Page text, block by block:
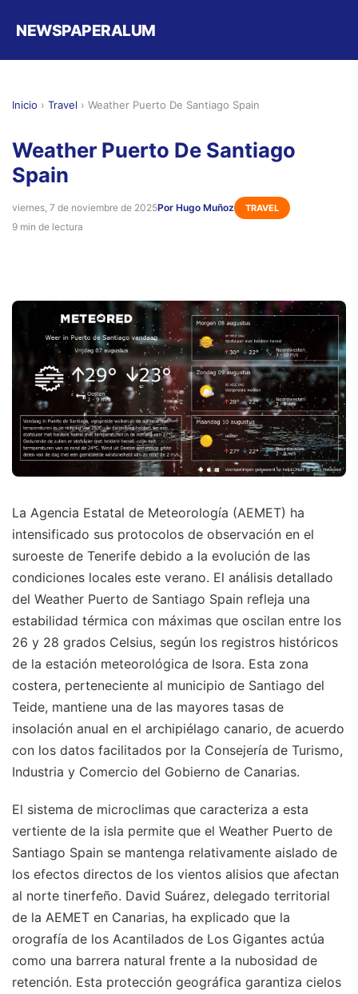
NEWSPAPERALUM
Inicio › Travel › Weather Puerto De Santiago Spain
Weather Puerto De Santiago
Spain
viernes, 7 de noviembre de 2025Por Hugo Muñoz TRAVEL
9 min de lectura
La Agencia Estatal de Meteorología (AEMET) ha
intensificado sus protocolos de observación en el
suroeste de Tenerife debido a la evolución de las
condiciones locales este verano. El análisis detallado
del Weather Puerto de Santiago Spain refleja una
estabilidad térmica con máximas que oscilan entre los
26 y 28 grados Celsius, según los registros históricos
de la estación meteorológica de Isora. Esta zona
costera, perteneciente al municipio de Santiago del
Teide, mantiene una de las mayores tasas de
insolación anual en el archipiélago canario, de acuerdo
con los datos facilitados por la Consejería de Turismo,
Industria y Comercio del Gobierno de Canarias.
El sistema de microclimas que caracteriza a esta
vertiente de la isla permite que el Weather Puerto de
Santiago Spain se mantenga relativamente aislado de
los efectos directos de los vientos alisios que afectan
al norte tinerfeño. David Suárez, delegado territorial
de la AEMET en Canarias, ha explicado que la
orografía de los Acantilados de Los Gigantes actúa
como una barrera natural frente a la nubosidad de
retención. Esta protección geográfica garantiza cielos